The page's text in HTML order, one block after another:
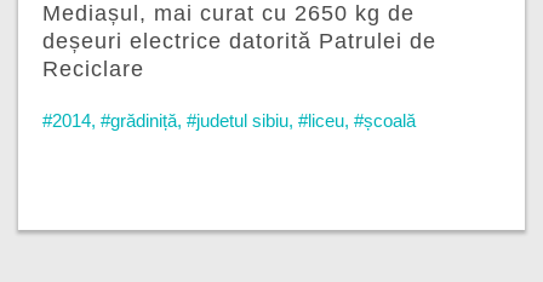
Mediașul, mai curat cu 2650 kg de
deșeuri electrice datorită Patrulei de
Reciclare
#2014, #grădiniță, #judetul sibiu, #liceu, #școală